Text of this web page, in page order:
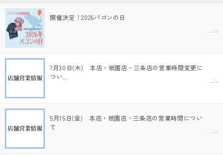
開催決定！2026パゴンの日
7月30日(木) 本店・祇園店・三条店の営業時間変更に
つい…
5月15日(金) 本店・祇園店・三条店の営業時間につい
て